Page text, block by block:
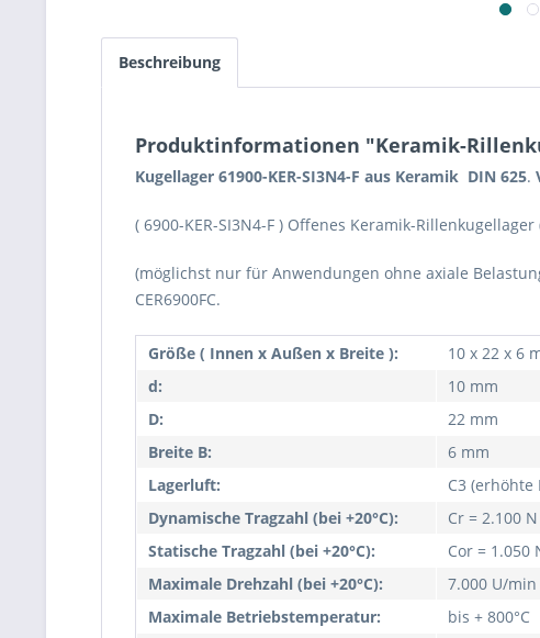
Beschreibung
Produktinformationen "Keramik-
Kugellager 61900-KER-SI3N4-F aus Keramik DIN 625.
( 6900-KER-SI3N4-F ) Offenes Keramik-
(möglichst nur für Anwendungen ohne axiale
CER6900FC.
Größe ( Innen x Außen x Breite ):
10 x 22 x 6
d:
10 mm
D:
22 mm
Breite B:
6 mm
Lagerluft:
C3 (erhöhte
Dynamische Tragzahl (bei +20°C):
Cr = 2.100 N
Statische Tragzahl (bei +20°C):
Cor = 1.050
Maximale Drehzahl (bei +20°C):
7.000 U/min
Maximale Betriebstemperatur:
bis + 800°C